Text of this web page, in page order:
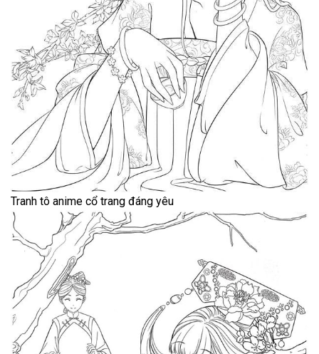
Tranh tô anime cổ trang đáng yêu